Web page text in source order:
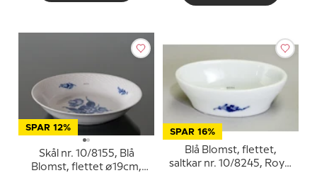
SPAR 12%
Skål nr. 10/8155, Blå
Blomst, flettet ø19cm,
SPAR 16%
Blå Blomst, flettet,
saltkar nr. 10/8245, Royal